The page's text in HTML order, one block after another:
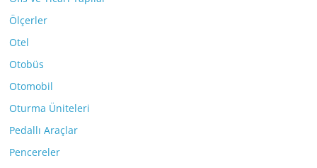
Ölçerler
Otel
Otobüs
Otomobil
Oturma Üniteleri
Pedallı Araçlar
Pencereler